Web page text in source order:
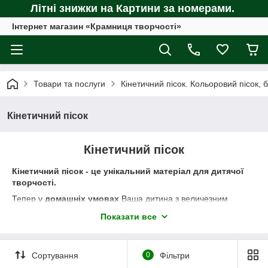
Літні знижки на Картини за номерами.
Інтернет магазин «Крамниця творчості»
Товари та послуги Кінетичний пісок. Кольоровий пісок,
Кінетичний пісок
Кінетичний пісок
Кінетичний пісок - це унікальний матеріал для дитячої
творчості.
Тепер у домашніх умовах Ваша дитина з величезним
дитини дозволить створювати зкінетичного піску
Пісок здається мокрим, але руки дитини залишаються
Показати все
Сортування 0 Фільтри